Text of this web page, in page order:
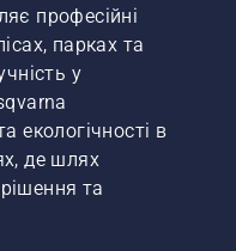
професійні
парках та
у
екологічності в
де шлях
та